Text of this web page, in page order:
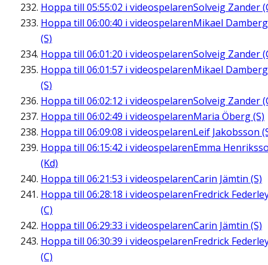
Hoppa till 05:55:02 i videospelarenSolveig Zander
Hoppa till 06:00:40 i videospelarenMikael Damberg
(S)
Hoppa till 06:01:20 i videospelarenSolveig Zander
Hoppa till 06:01:57 i videospelarenMikael Damberg
(S)
Hoppa till 06:02:12 i videospelarenSolveig Zander
Hoppa till 06:02:49 i videospelarenMaria Öberg (S)
Hoppa till 06:09:08 i videospelarenLeif Jakobsson
Hoppa till 06:15:42 i videospelarenEmma
(Kd)
Hoppa till 06:21:53 i videospelarenCarin Jämtin (S)
Hoppa till 06:28:18 i videospelarenFredrick
(C)
Hoppa till 06:29:33 i videospelarenCarin Jämtin (S)
Hoppa till 06:30:39 i videospelarenFredrick
(C)